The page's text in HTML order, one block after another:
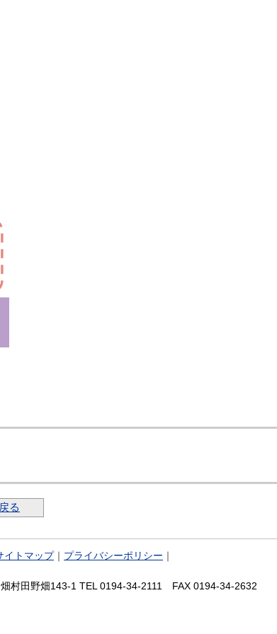
戻る
イトマップ｜ プライバシーポリシー ｜
村田野畑143-1 TEL 0194-34-2111 FAX 0194-34-2632